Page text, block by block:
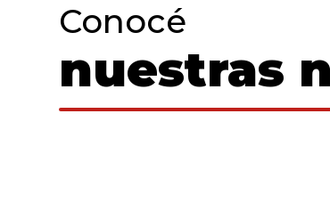
Conocé
nuestras